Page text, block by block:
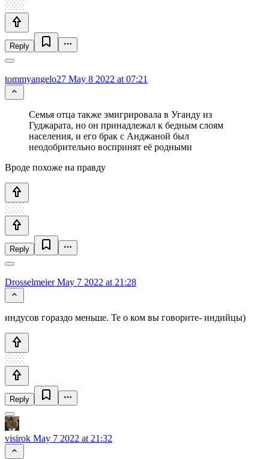
Reply
tommyangelo27 May 8 2022 at 07:21
Семья отца также эмигрировала в Уганду из
Гуджарата, но он принадлежал к бедным слоям
населения, и его брак с Анджаной был
неодобрительно воспринят её родными
Вроде похоже на правду
Reply
DrosselmeierMay 7 2022 at 21:28
индусов гораздо меньше. Те о ком вы говорите- индийцы)
Reply
visirok May 7 2022 at 21:32